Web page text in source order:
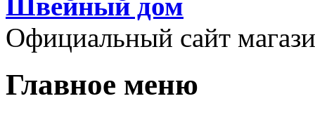
Официальный сайт
Главное меню